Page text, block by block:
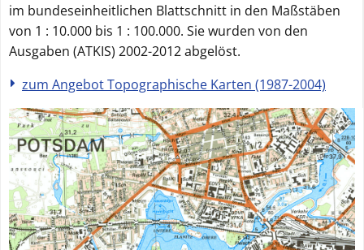
im bundeseinheitlichen Blattschnitt in den Maßstäben
von 1 : 10.000 bis 1 : 100.000. Sie wurden von den
Ausgaben (ATKIS) 2002-2012 abgelöst.
zum Angebot Topographische Karten (1987-2004)